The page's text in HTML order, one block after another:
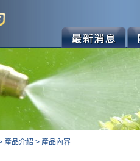
產品介紹 > 產品內容